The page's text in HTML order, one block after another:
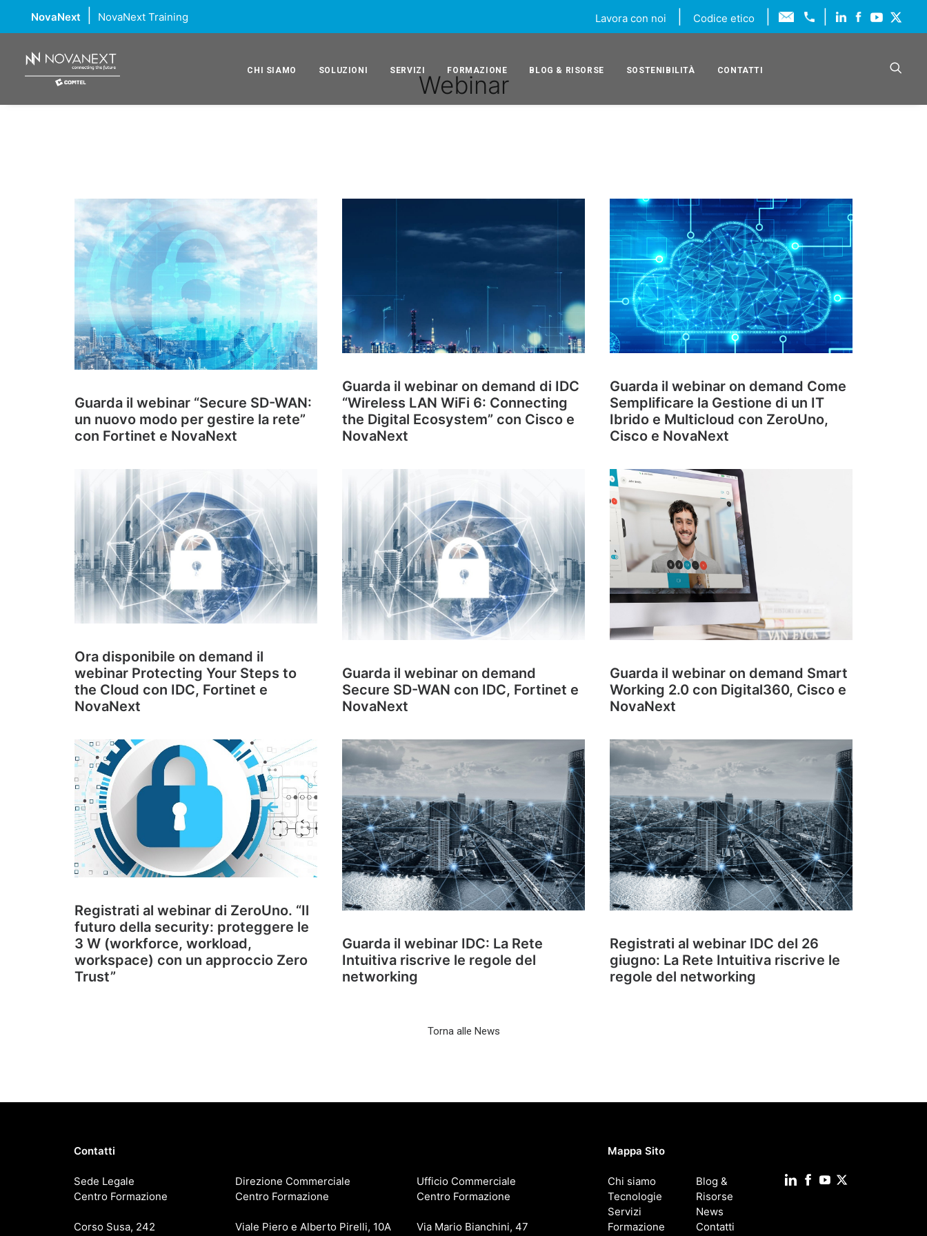
NovaNext NovaNext Training Lavora con noi Codice etico
CHI SIAMO SOLUZIONI SERVIZI FORMAZIONE BLOG & RISORSE SOSTENIBILITÀ CONTATTI
Webinar
Guarda il webinar “Secure SD-WAN:
un nuovo modo per gestire la rete”
con Fortinet e NovaNext
Guarda il webinar on demand di IDC
“Wireless LAN WiFi 6: Connecting
the Digital Ecosystem” con Cisco e
NovaNext
Guarda il webinar on demand Come
Semplificare la Gestione di un IT
Ibrido e Multicloud con ZeroUno,
Cisco e NovaNext
Ora disponibile on demand il
webinar Protecting Your Steps to
the Cloud con IDC, Fortinet e
NovaNext
Guarda il webinar on demand
Secure SD-WAN con IDC, Fortinet e
NovaNext
Guarda il webinar on demand Smart
Working 2.0 con Digital360, Cisco e
NovaNext
Registrati al webinar di ZeroUno. “Il
futuro della security: proteggere le
3 W (workforce, workload,
workspace) con un approccio Zero
Trust”
Guarda il webinar IDC: La Rete
Intuitiva riscrive le regole del
networking
Registrati al webinar IDC del 26
giugno: La Rete Intuitiva riscrive le
regole del networking
Torna alle News
Contatti
Sede Legale
Centro Formazione
Corso Susa, 242
Direzione Commerciale
Centro Formazione
Viale Piero e Alberto Pirelli, 10A
Ufficio Commerciale
Centro Formazione
Via Mario Bianchini, 47
Mappa Sito
Chi siamo
Tecnologie
Servizi
Formazione
Blog &
Risorse
News
Contatti